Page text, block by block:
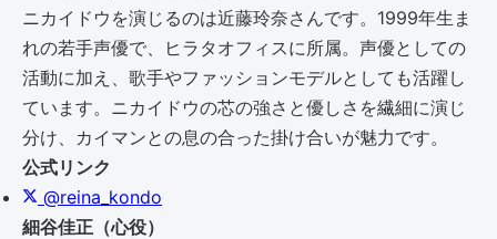
ニカイドウを演じるのは近藤玲奈さんです。1999年生ま
れの若手声優で、ヒラタオフィスに所属。声優としての
活動に加え、歌手やファッションモデルとしても活躍し
ています。ニカイドウの芯の強さと優しさを繊細に演じ
分け、カイマンとの息の合った掛け合いが魅力です。
公式リンク
@reina_kondo
細谷佳正（心役）